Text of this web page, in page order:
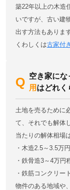
築22年以上の木造
いですが、古い建
出す方法もありま
くわしくは古家付
空き家にな
用 はどれく
土地を売るために
て、それでも解体
当たりの解体相場
・木造2.5～3.5万
・鉄骨造3～4万円
・鉄筋コンクリー
物件のある地域や